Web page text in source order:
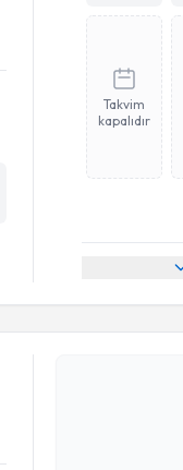
Takvim
kapalıdır